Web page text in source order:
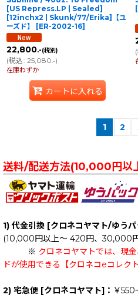
[US Repress.LP | Sealed]
[12inchx2 | Skunk/77/Erika]【ユ
ーズド】
[ER-2002-16]
22,800.-(税別)
(税込: 25,080.-)
在庫わずか
カートに入れる
(
1 2
送料/配送方法(10,000円以
1) 代金引換 [クロネコヤマト/ゆうパ
(10,000円以上～ 420円、30,000
※ クロネコヤマトでは、現
ドが使用できる【クロネコeコレク
2) 宅急便 [クロネコヤマト]： ￥